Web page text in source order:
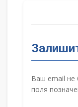
Ваш email не
поля